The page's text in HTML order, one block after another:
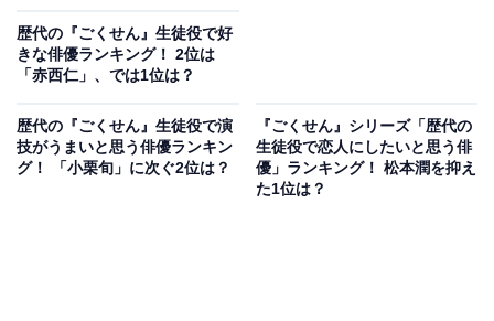
登場する生徒・結城正人を演じました。結城正人が登場
する第6話『イジメに負けんな！』は、クラス対抗の球
登校になった結城正人をなんとか引っ張り出して参加さ
せようと奔走するというストーリー。『ごくせん』に登
場する問題児のイメージとウエンツさんのイメージがか
歴代の『ごくせん』生徒役で好
きな俳優ランキング！ 2位は
「赤西仁」、では1位は？
歴代の『ごくせん』生徒役で演
技がうまいと思う俳優ランキン
グ！ 「小栗旬」に次ぐ2位は？
『ごくせん』シリーズ「歴代の
生徒役で恋人にしたいと思う俳
優」ランキング！ 松本潤を抑え
た1位は？